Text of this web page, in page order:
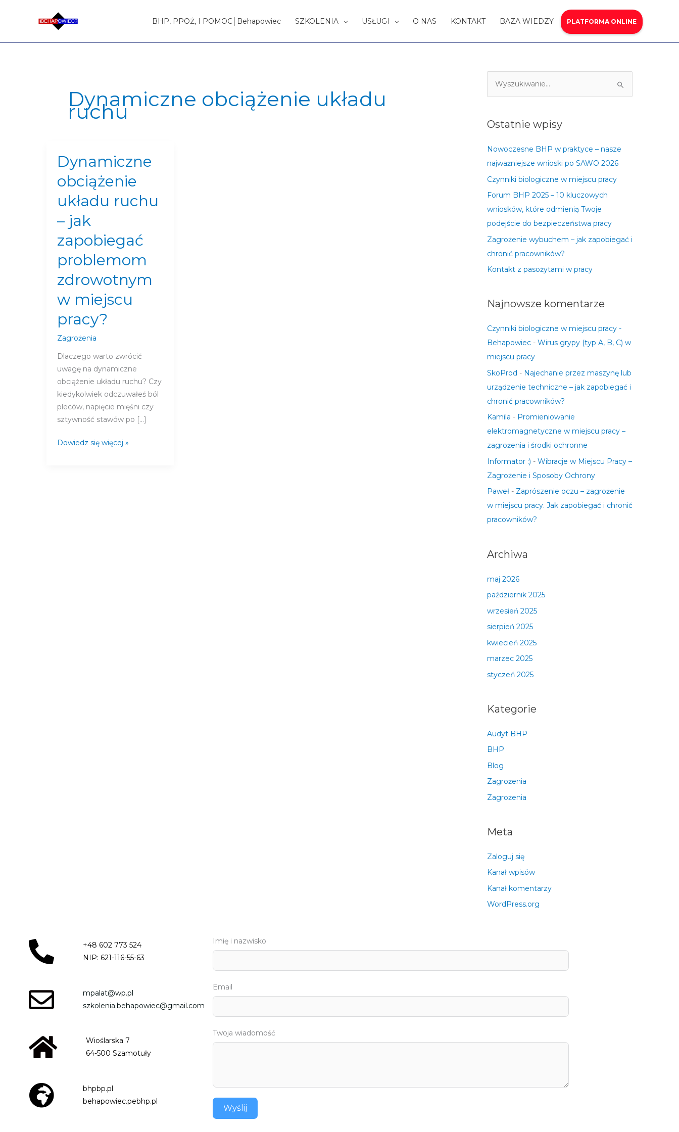
BHP, PPOŻ, I POMOC│Behapowiec SZKOLENIA USŁUGI O NAS KONTAKT BAZA WIEDZY PLATFORMA ONLINE
Dynamiczne obciążenie układu
ruchu
Dynamiczne
obciążenie
układu ruchu
– jak
zapobiegać
problemom
zdrowotnym
w miejscu
pracy?
Zagrożenia
Dlaczego warto zwrócić
uwagę na dynamiczne
obciążenie układu ruchu? Czy
kiedykolwiek odczuwałeś ból
pleców, napięcie mięśni czy
sztywność stawów po […]
Dynamiczne
obciążenie
układu
ruchu
–
jak
zapobiegać
problemom
zdrowotnym
w
miejscu
pracy?
Dowiedz się więcej »
z
k
a
:
Ostatnie wpisy
Nowoczesne BHP w praktyce – nasze
najważniejsze wnioski po SAWO 2026
Czynniki biologiczne w miejscu pracy
Forum BHP 2025 – 10 kluczowych
wniosków, które odmienią Twoje
podejście do bezpieczeństwa pracy
Zagrożenie wybuchem – jak zapobiegać i
chronić pracowników?
Kontakt z pasożytami w pracy
Najnowsze komentarze
Czynniki biologiczne w miejscu pracy -
Behapowiec - Wirus grypy (typ A, B, C) w
miejscu pracy
SkoProd - Najechanie przez maszynę lub
urządzenie techniczne – jak zapobiegać i
chronić pracowników?
Kamila - Promieniowanie
elektromagnetyczne w miejscu pracy –
zagrożenia i środki ochronne
Informator :) - Wibracje w Miejscu Pracy –
Zagrożenie i Sposoby Ochrony
Paweł - Zaprószenie oczu – zagrożenie
w miejscu pracy. Jak zapobiegać i chronić
pracowników?
Archiwa
maj 2026
październik 2025
wrzesień 2025
sierpień 2025
kwiecień 2025
marzec 2025
styczeń 2025
Kategorie
Audyt BHP
BHP
Blog
Zagrożenia
Zagrożenia
Meta
Zaloguj się
Kanał wpisów
Kanał komentarzy
WordPress.org
+48 602 773 524
NIP: 621-116-55-63
mpalat@wp.pl
szkolenia.behapowiec@gmail.com
Wioślarska 7
64-500 Szamotuły
bhpbp.pl
behapowiec.pebhp.pl
Imię i nazwisko
Email
Twoja wiadomość
Wyślij